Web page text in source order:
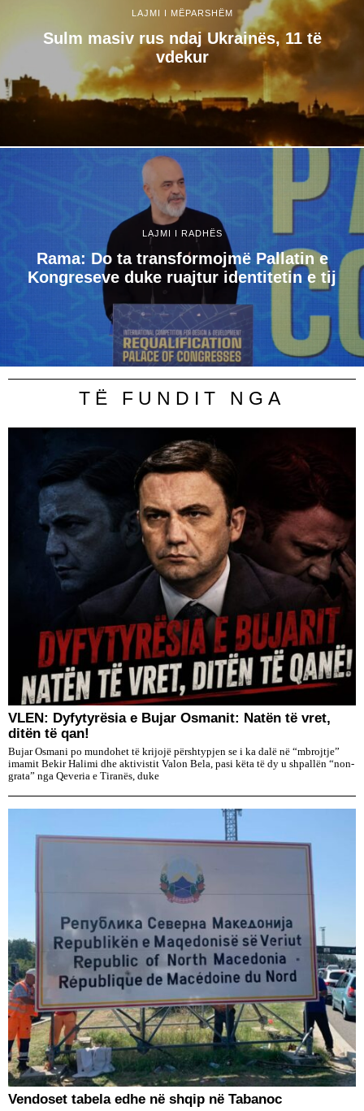
LAJMI I MËPARSHËM
Sulm masiv rus ndaj Ukrainës, 11 të
vdekur
LAJMI I RADHËS
Rama: Do ta transformojmë Pallatin e
Kongreseve duke ruajtur identitetin e tij
TË FUNDIT NGA
VLEN: Dyfytyrësia e Bujar Osmanit: Natën të vret,
ditën të qan!
Bujar Osmani po mundohet të krijojë përshtypjen se i ka dalë në “mbrojtje”
imamit Bekir Halimi dhe aktivistit Valon Bela, pasi këta të dy u shpallën “non-
grata” nga Qeveria e Tiranës, duke
Vendoset tabela edhe në shqip në Tabanoc